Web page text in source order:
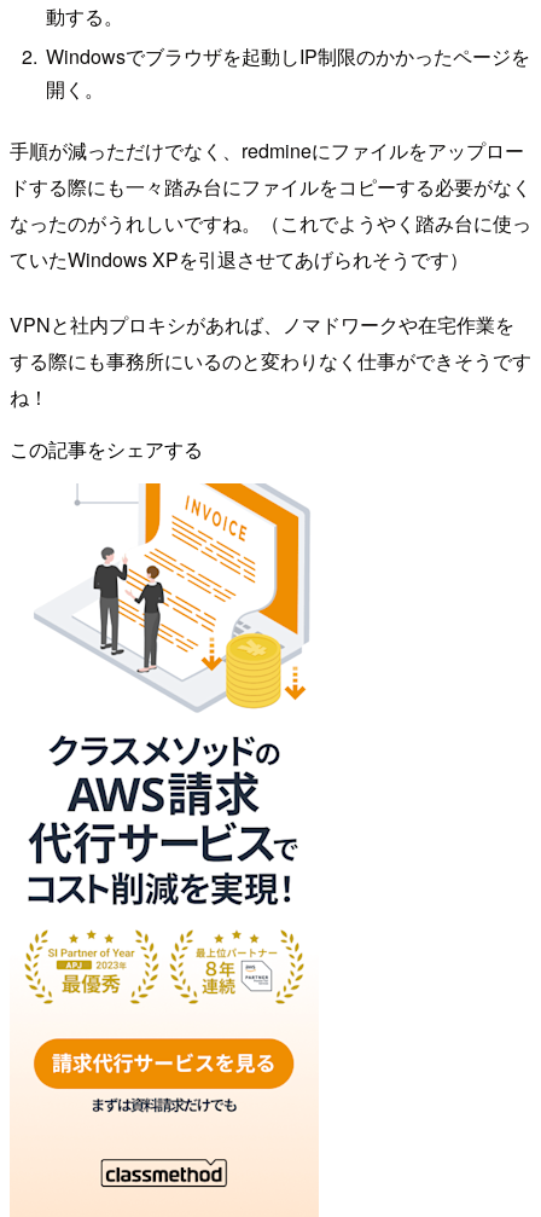
動する。
Windowsでブラウザを起動しIP制限のかかったページを
開く。
手順が減っただけでなく、redmineにファイルをアップロー
ドする際にも一々踏み台にファイルをコピーする必要がなく
なったのがうれしいですね。（これでようやく踏み台に使っ
ていたWindows XPを引退させてあげられそうです）
VPNと社内プロキシがあれば、ノマドワークや在宅作業を
する際にも事務所にいるのと変わりなく仕事ができそうです
ね！
この記事をシェアする